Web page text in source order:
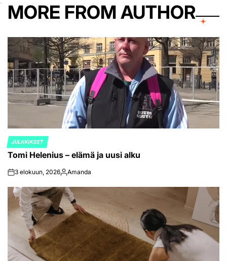
MORE FROM AUTHOR
POSTED
IN
JULKKIKSET
Tomi Helenius – elämä ja uusi alku
on3 elokuun, 2026Posted
Amanda